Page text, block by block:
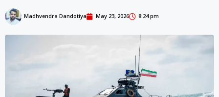
Madhvendra Dandotiya May 23, 2026 8:24 pm